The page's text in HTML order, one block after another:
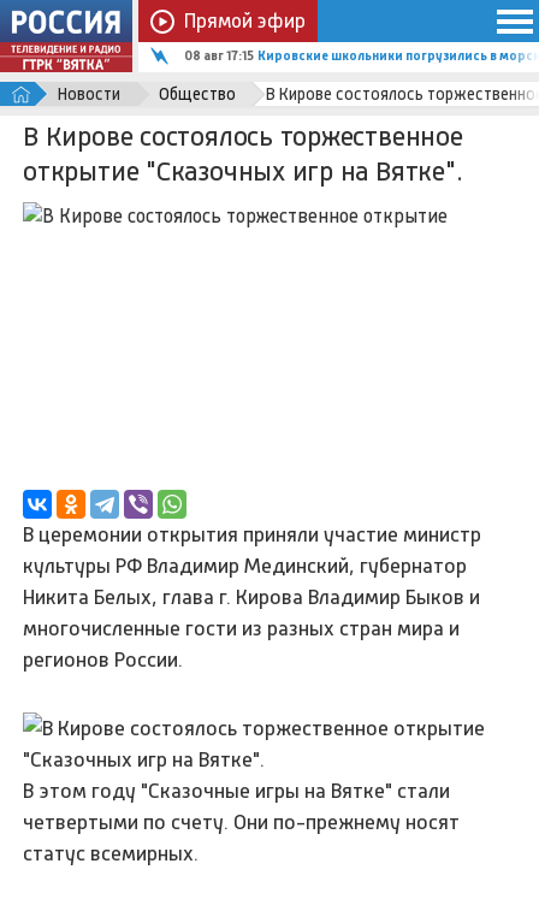
Прямой эфир
08 авг 17:15 Кировские школьники погрузились в
Новости Общество В Кирове состоялось
В Кирове состоялось торжественное
открытие "Сказочных игр на Вятке".
В церемонии открытия приняли участие министр
культуры РФ Владимир Мединский, губернатор
Никита Белых, глава г. Кирова Владимир Быков и
многочисленные гости из разных стран мира и
регионов России.
В этом году "Сказочные игры на Вятке" стали
четвертыми по счету. Они по-прежнему носят
статус всемирных.